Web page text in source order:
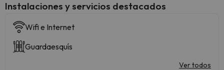
Instalaciones y servicios destacados
Wifi e Internet
Guardaesquís
Ver todos